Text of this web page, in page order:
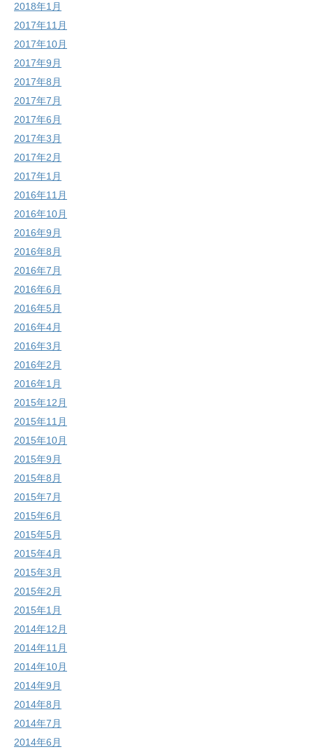
2018年1月
2017年11月
2017年10月
2017年9月
2017年8月
2017年7月
2017年6月
2017年3月
2017年2月
2017年1月
2016年11月
2016年10月
2016年9月
2016年8月
2016年7月
2016年6月
2016年5月
2016年4月
2016年3月
2016年2月
2016年1月
2015年12月
2015年11月
2015年10月
2015年9月
2015年8月
2015年7月
2015年6月
2015年5月
2015年4月
2015年3月
2015年2月
2015年1月
2014年12月
2014年11月
2014年10月
2014年9月
2014年8月
2014年7月
2014年6月